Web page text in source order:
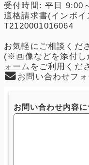
受付時間: 平日 9:00
適格請求書(インボイ
T2120001016064
お気軽にご相談くだ
(※画像などを添付し
ォーム をご利用くだ
お問い合わせフォ